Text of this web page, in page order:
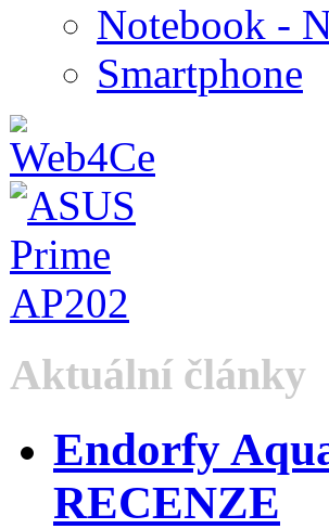
Notebook -
Smartphone
Aktuální články
Endorfy
RECENZE